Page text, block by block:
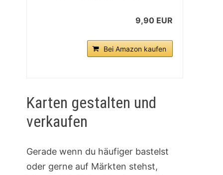
9,90 EUR
Bei Amazon kaufen
Karten gestalten und
verkaufen
Gerade wenn du häufiger bastelst
oder gerne auf Märkten stehst,